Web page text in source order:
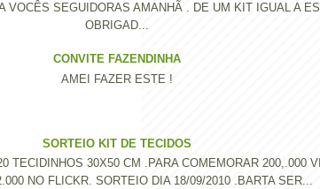
VOCÊS SEGUIDORAS AMANHÃ . DE UM KIT IGUAL A
OBRIGAD...
CONVITE FAZENDINHA
AMEI FAZER ESTE !
SORTEIO KIT DE TECIDOS
TECIDINHOS 30X50 CM .PARA COMEMORAR 200,.000
NO FLICKR. SORTEIO DIA 18/09/2010 .BARTA SER...